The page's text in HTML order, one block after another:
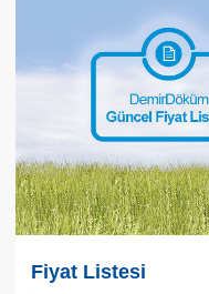
Fiyat Listesi